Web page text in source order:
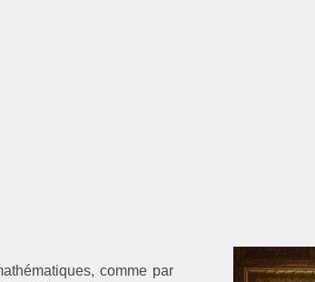
comme par